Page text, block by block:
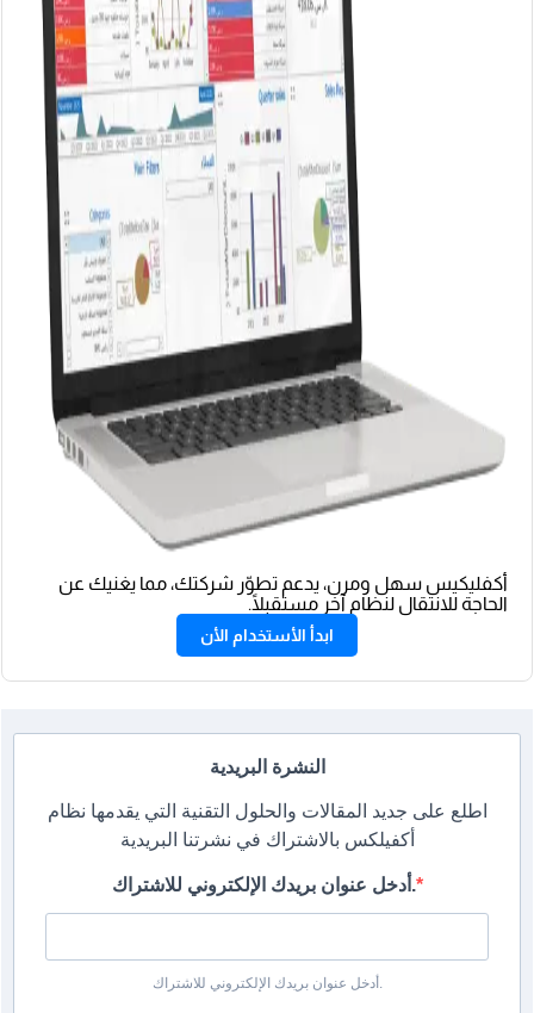
أكفليكيس سهل ومرن، يدعم تطوّر شركتك، مما يغنيك عن
الحاجة للانتقال لنظام آخر مستقبلًا.
ابدأ الأستخدام الأن
النشرة البريدية
اطلع على جديد المقالات والحلول التقنية التي يقدمها نظام
أكفيلكس بالاشتراك في نشرتنا البريدية
أدخل عنوان بريدك الإلكتروني للاشتراك.
أدخل عنوان بريدك الإلكتروني للاشتراك.